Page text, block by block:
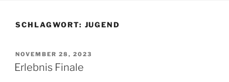
SCHLAGWORT: JUGEND
VERÖFFENTLICHT
AM
NOVEMBER 28, 2023
Erlebnis Finale